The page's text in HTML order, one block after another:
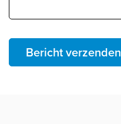
Bericht verzenden